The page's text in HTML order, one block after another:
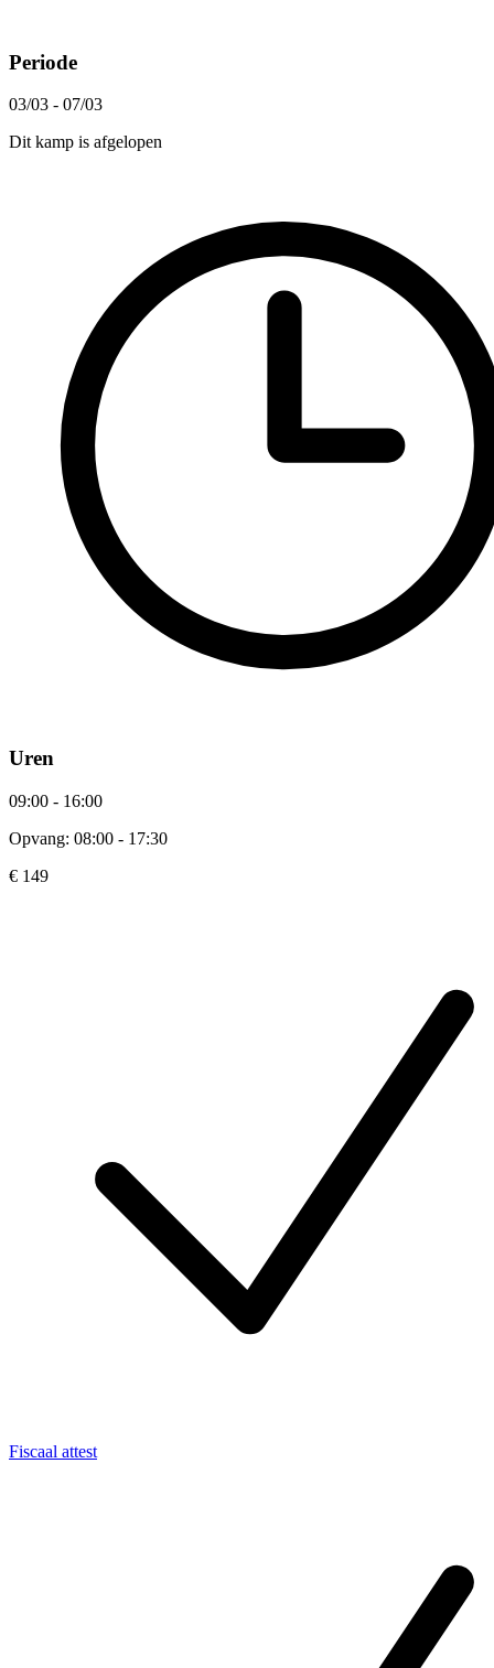
Periode
03/03 - 07/03
Dit kamp is afgelopen
Uren
09:00 - 16:00
Opvang: 08:00 - 17:30
€ 149
Fiscaal attest